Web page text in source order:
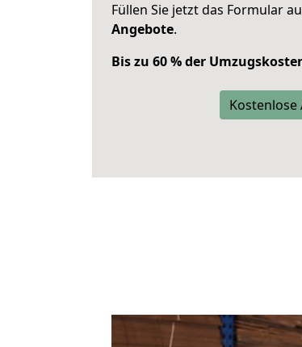
Füllen Sie jetzt das Formular
Angebote.
Bis zu 60 % der